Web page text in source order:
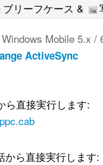
ブリーフケース &
Mobile 5.x
ActiveSync
ら直接実行します:
から直接実行します: